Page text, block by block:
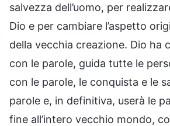
salvezza dell’uomo, per
Dio e per cambiare l’aspetto
della vecchia creazione. Dio ha
con le parole, guida tutte le
con le parole, le conquista e le
parole e, in definitiva, userà le
fine all’intero vecchio mondo,